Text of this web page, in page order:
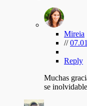
Mireia
//
Reply
Muchas
se